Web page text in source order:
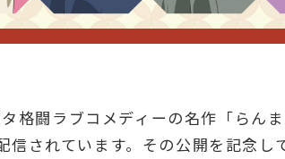
格闘ラブコメディーの名作「らん
されています。その公開を記念し